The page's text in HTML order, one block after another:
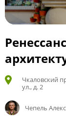
Чкаловский
ул., д. 2
Чепель